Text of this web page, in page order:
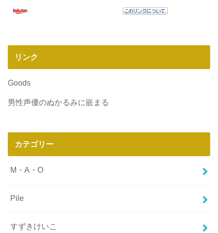
リンク
Goods
男性声優のぬかるみに嵌まる
カテゴリー
M・A・O
Pile
すずきけいこ